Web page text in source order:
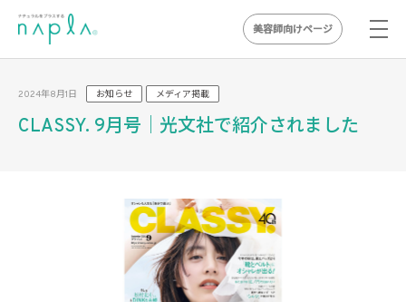
content
美容師向けページ
2024年8月1日 お知らせ メディア掲載
CLASSY. 9月号｜光文社で紹介されました